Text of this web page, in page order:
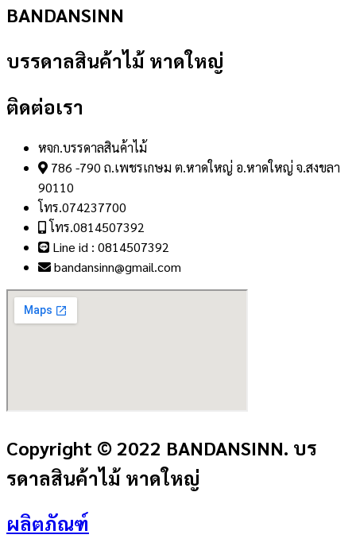
BANDANSINN
บรรดาลสินค้าไม้ หาดใหญ่
ติดต่อเรา
หจก.บรรดาลสินค้าไม้
786 -790 ถ.เพชรเกษม ต.หาดใหญ่ อ.หาดใหญ่ จ.สงขลา
90110
โทร.074237700
โทร.0814507392
Line id : 0814507392
bandansinn@gmail.com
Copyright © 2022 BANDANSINN. บร
รดาลสินค้าไม้ หาดใหญ่
ผลิตภัณฑ์